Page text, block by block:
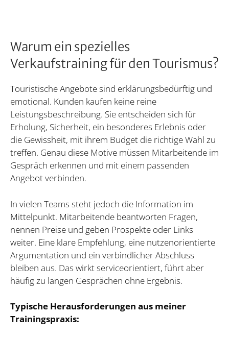
Warum ein spezielles
Verkaufstraining für den Tourismus?
Touristische Angebote sind erklärungsbedürftig und
emotional. Kunden kaufen keine reine
Leistungsbeschreibung. Sie entscheiden sich für
Erholung, Sicherheit, ein besonderes Erlebnis oder
die Gewissheit, mit ihrem Budget die richtige Wahl zu
treffen. Genau diese Motive müssen Mitarbeitende im
Gespräch erkennen und mit einem passenden
Angebot verbinden.
In vielen Teams steht jedoch die Information im
Mittelpunkt. Mitarbeitende beantworten Fragen,
nennen Preise und geben Prospekte oder Links
weiter. Eine klare Empfehlung, eine nutzenorientierte
Argumentation und ein verbindlicher Abschluss
bleiben aus. Das wirkt serviceorientiert, führt aber
häufig zu langen Gesprächen ohne Ergebnis.
Typische Herausforderungen aus meiner
Trainingspraxis: